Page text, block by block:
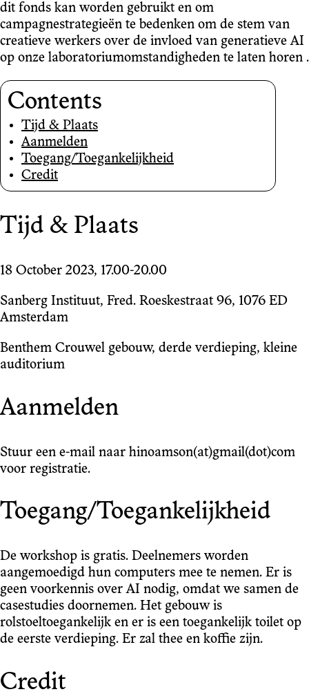
dit fonds kan worden gebruikt en om
campagnestrategieën te bedenken om de stem van
creatieve werkers over de invloed van generatieve AI
op onze laboratoriumomstandigheden te laten horen .
Contents
Tijd & Plaats
Aanmelden
Toegang/Toegankelijkheid
Credit
Tijd & Plaats
18 October 2023, 17.00-20.00
Sanberg Instituut, Fred. Roeskestraat 96, 1076 ED
Amsterdam
Benthem Crouwel gebouw, derde verdieping, kleine
auditorium
Aanmelden
Stuur een e-mail naar hinoamson(at)gmail(dot)com
voor registratie.
Toegang/Toegankelijkheid
De workshop is gratis. Deelnemers worden
aangemoedigd hun computers mee te nemen. Er is
geen voorkennis over AI nodig, omdat we samen de
casestudies doornemen. Het gebouw is
rolstoeltoegankelijk en er is een toegankelijk toilet op
de eerste verdieping. Er zal thee en koffie zijn.
Credit